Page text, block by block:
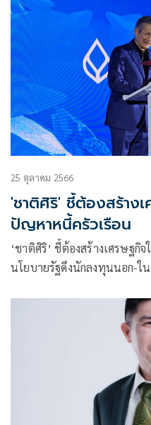
25 ตุลาคม 2566
'ชาติศิริ' ชี้ต้องสร้าง
ปัญหาหนี้ครัวเรือน
‘ชาติศิริ’ ชี้ต้องสร้างเศรษฐ
นโยบายรัฐดึงนักลงทุนนอก-ใ